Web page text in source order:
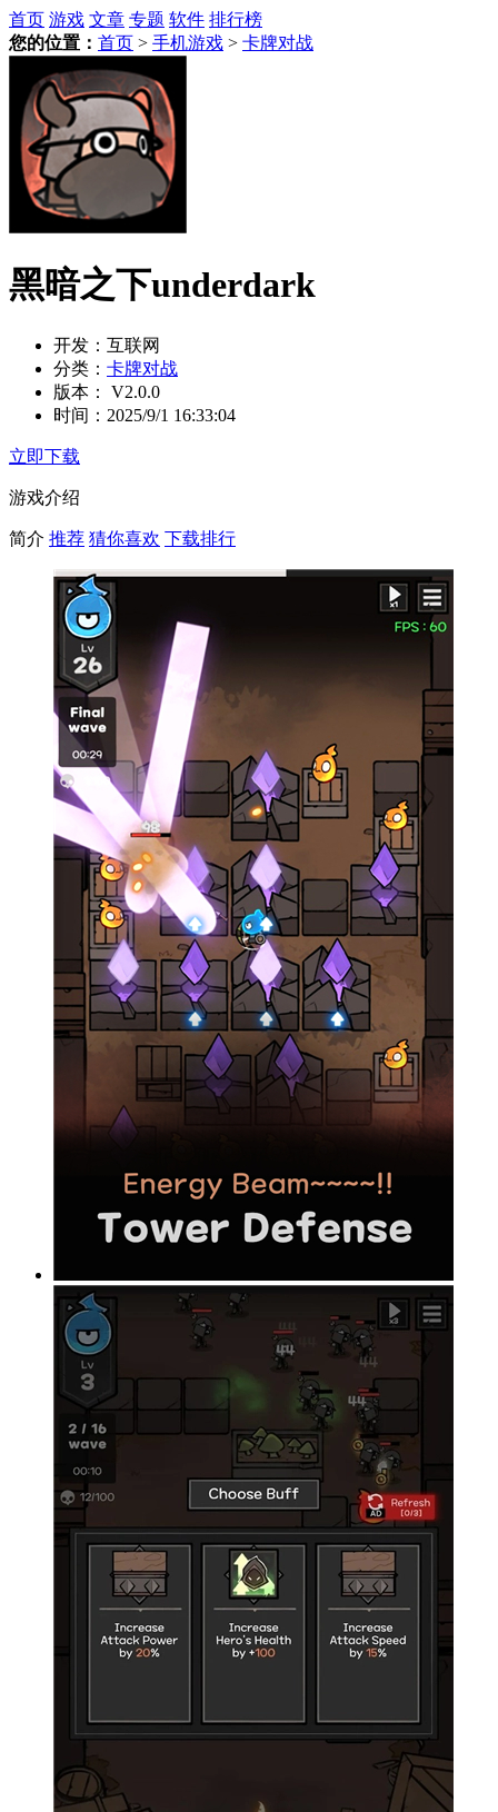
首页 游戏 文章 专题 软件 排行榜
您的位置： 首页 > 手机游戏 > 卡牌对战
黑暗之下underdark
开发： 互联网
分类： 卡牌对战
版本：
V2.0.0
时间： 2025/9/1 16:33:04
立即下载
游戏介绍
简介 推荐 猜你喜欢 下载排行